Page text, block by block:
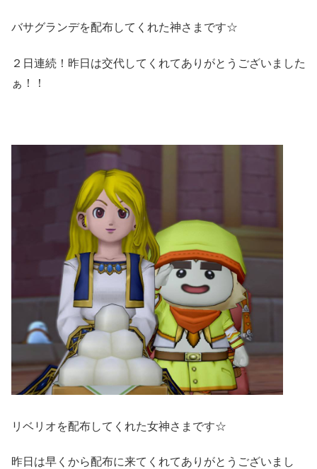
バサグランデを配布してくれた神さまです☆
２日連続！昨日は交代してくれてありがとうございました
ぁ！！
リベリオを配布してくれた女神さまです☆
昨日は早くから配布に来てくれてありがとうございまし